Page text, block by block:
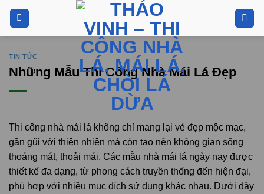
Bỏ
nội
TIN TỨC
Những Mẫu Thi Công Nhà Mái Lá Đẹp
Thi công nhà mái lá không chỉ mang lại vẻ đẹp mộc mạc,
gần gũi với thiên nhiên mà còn tạo nên không gian sống
thoáng mát, thoải mái. Các mẫu nhà mái lá ngày nay được
thiết kế đa dạng, từ phong cách truyền thống đến hiện đại,
phù hợp với nhiều mục đích sử dụng khác nhau. Dưới đây